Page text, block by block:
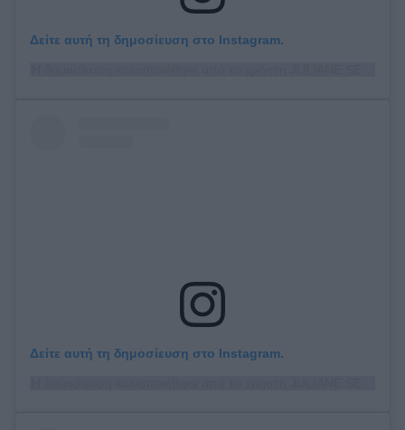
Δείτε αυτή τη δημοσίευση στο Instagram.
Δείτε αυτή τη δημοσίευση στο Instagram.